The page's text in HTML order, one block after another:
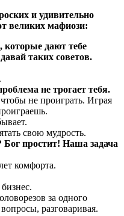
и удивительно
великих мафиози:
дают тебе
таких советов.
не трогает тебя.
не проиграть. Играя
свою мудрость.
простит! Наша задача
комфорта.
за одного
разговаривая.